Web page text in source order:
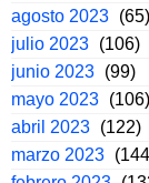
agosto 2023 (65)
julio 2023 (106)
junio 2023 (99)
mayo 2023 (106)
abril 2023 (122)
marzo 2023